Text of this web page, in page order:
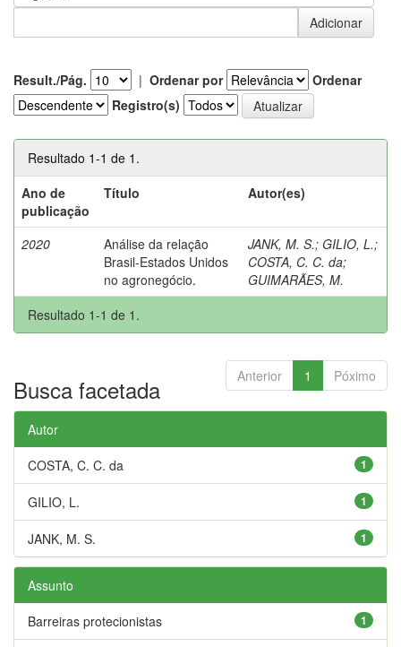
Result./Pág. | Ordenar por
Ordenar
Registro(s)
Resultado 1-1 de 1.
Ano de
publicação
Título Autor(es)
2020
Análise da relação
Brasil-Estados Unidos
no agronegócio.
JANK, M. S.; GILIO, L.;
COSTA, C. C. da;
GUIMARÃES, M.
Resultado 1-1 de 1.
Anterior 1 Póximo
Busca facetada
Autor
1
COSTA, C. C. da
1
GILIO, L.
1
JANK, M. S.
Assunto
1
Barreiras protecionistas